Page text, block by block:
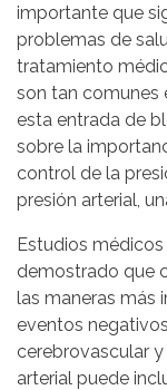
importante que
problemas de
tratamiento
son tan comunes
esta entrada de
sobre la
control de la
presión arterial,
Estudios
demostrado que
las maneras más
eventos
cerebrovascular
arterial puede